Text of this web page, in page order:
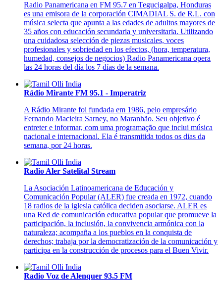
Radio Panamericana en FM 95.7 en Tegucigalpa, Honduras
es una emisora de la corporación CIMADIAL S. de R.L. con
música selecta que apunta a las edades de adultos mayores de
35 años con educación secundaria y universitaria. Utilizando
una cuidadosa selección de piezas musicales, voces
profesionales y sobriedad en los efectos, (hora, temperatura,
humedad, consejos de negocios) Radio Panamericana opera
las 24 horas del día los 7 días de la semana.
Rádio Mirante FM 95.1 - Imperatriz
A Rádio Mirante foi fundada em 1986, pelo empresário
Fernando Macieira Sarney, no Maranhão. Seu objetivo é
entreter e informar, com uma programação que inclui música
nacional e internacional. Ela é transmitida todos os dias da
semana, por 24 horas.
Radio Aler Satelital Stream
La Asociación Latinoamericana de Educación y
Comunicación Popular (ALER) fue creada en 1972, cuando
18 radios de la iglesia católica deciden asociarse. ALER es
una Red de comunicación educativa popular que promueve la
participación, la inclusión, la convivencia armónica con la
naturaleza; acompaña a los pueblos en la conquista de
derechos; trabaja por la democratización de la comunicación y
participa en la construcción de procesos para el Buen Vivir.
Radio Voz de Alenquer 93.5 FM